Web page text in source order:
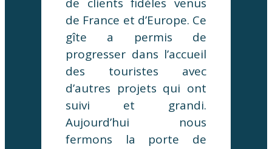
de France et d’Europe. Ce
gîte a permis de
progresser dans l’accueil
des touristes avec
d’autres projets qui ont
suivi et grandi.
Aujourd’hui nous
fermons la porte de